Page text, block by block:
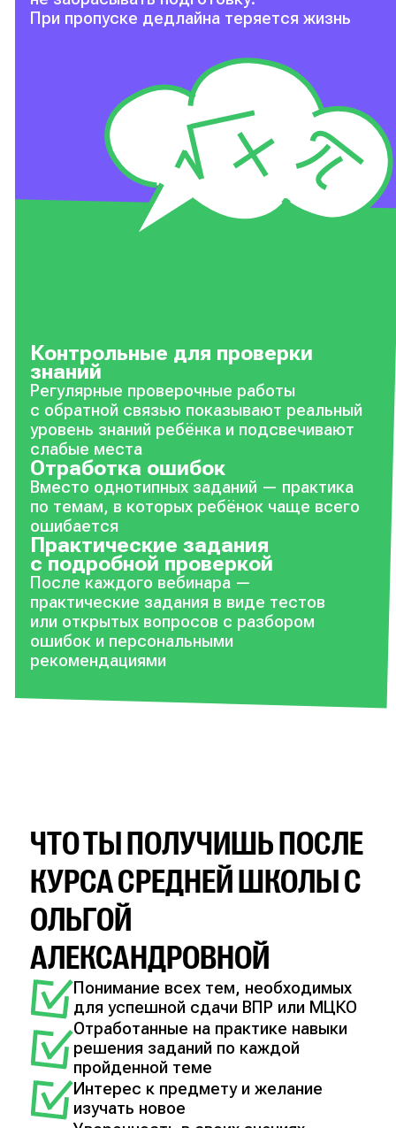
При пропуске дедлайна теряется жизнь
Контрольные для проверки
знаний
Регулярные проверочные работы
с обратной связью показывают реальный
уровень знаний ребёнка и подсвечивают
слабые места
Отработка ошибок
Вместо однотипных заданий — практика
по темам, в которых ребёнок чаще всего
ошибается
Практические задания
с подробной проверкой
После каждого вебинара —
практические задания в виде тестов
или открытых вопросов с разбором
ошибок и персональными
рекомендациями
ЧТО ТЫ ПОЛУЧИШЬ ПОСЛЕ
КУРСА СРЕДНЕЙ ШКОЛЫ С
ОЛЬГОЙ
АЛЕКСАНДРОВНОЙ
Понимание всех тем, необходимых
для успешной сдачи ВПР или МЦКО
Отработанные на практике навыки
решения заданий по каждой
пройденной теме
Интерес к предмету и желание
изучать новое